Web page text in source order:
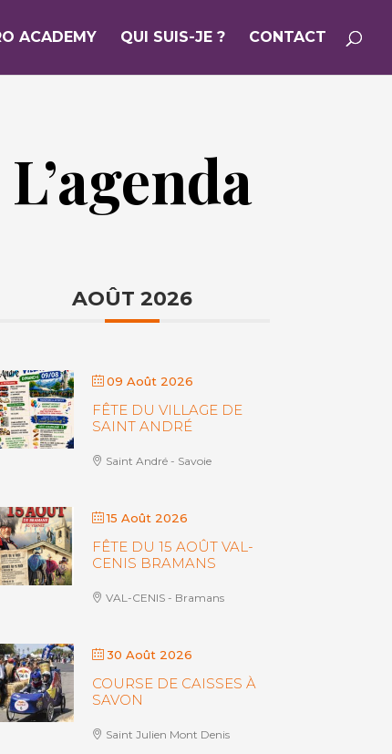
ACADEMY QUI SUIS-JE ? CONTACT
L’agenda
AOÛT 2026
09 Août 2026
FÊTE DU VILLAGE DE
SAINT ANDRÉ
Saint André - Savoie
15 Août 2026
FÊTE DU 15 AOÛT VAL-
CENIS BRAMANS
VAL-CENIS - Bramans
30 Août 2026
COURSE DE CAISSES À
SAVON
Saint Julien Mont Denis